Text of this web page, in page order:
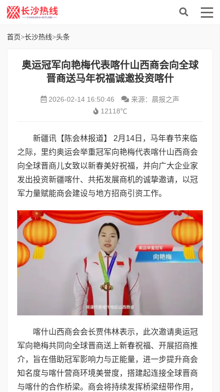
首页>长沙热线>头条
奥运冠军向艳梅代表喀什山西商会向全球
晋商送马年祝福诚邀投资喀什
2026-02-14 16:50:46
来源：晨报之声
12118℃
新疆讯【陈会林报道】 2月14日，马年春节来临
之际，里约奥运会举重冠军向艳梅代表喀什山西商会
向全球晋商儿女致以新春美好祝福，并向广大企业家
发出投资新疆喀什、共拓发展商机的诚挚邀请，以冠
军力量赋能商会建设与地方招商引资工作。
喀什山西商会会长贾伟林表示，此次邀请奥运冠
军向艳梅共同向全球晋商送上新春祝福、开展招商推
介，旨在借助冠军影响力与正能量，进一步提升商会
知名度与喀什营商环境美誉度，搭建起连接全球晋商
与喀什的合作桥梁。商会将持续发挥桥梁纽带作用，